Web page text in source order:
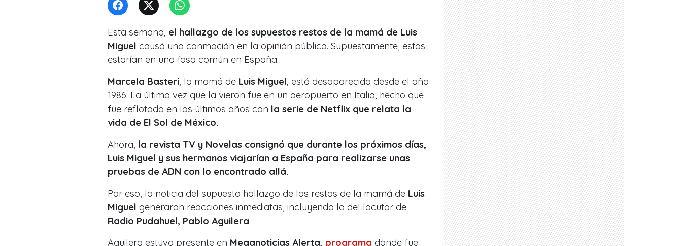
Esta semana, el hallazgo de los supuestos restos de la mamá de Luis
Miguel causó una conmoción en la opinión pública. Supuestamente, estos
estarían en una fosa común en España.
Marcela Basteri , la mamá de Luis Miguel , está desaparecida desde el año
1986. La última vez que la vieron fue en un aeropuerto en Italia, hecho que
fue reflotado en los últimos años con la serie de Netflix que relata la
vida de El Sol de México.
Ahora, la revista TV y Novelas consignó que durante los próximos días,
Luis Miguel y sus hermanos viajarían a España para realizarse unas
pruebas de ADN con lo encontrado allá.
Por eso, la noticia del supuesto hallazgo de los restos de la mamá de Luis
Miguel generaron reacciones inmediatas, incluyendo la del locutor de
Radio Pudahuel, Pablo Aguilera.
Aguilera estuvo presente en Meganoticias Alerta, programa donde fue